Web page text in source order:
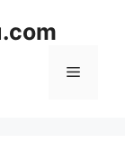
Menu